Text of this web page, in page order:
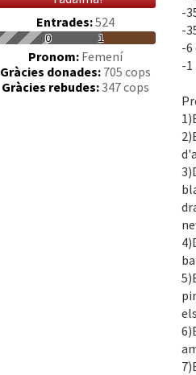
Entrades:524
0 1
Pronom:Femení
Gràcies donades: 705 cops
Gràcies rebudes:347 cops
-
-
-6
-